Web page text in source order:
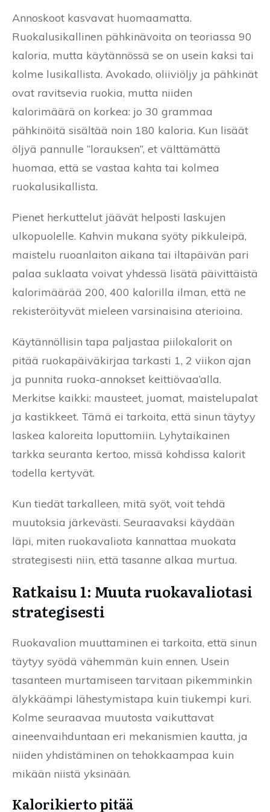
Annoskoot kasvavat huomaamatta.
Ruokalusikallinen pähkinävoita on teoriassa 90
kaloria, mutta käytännössä se on usein kaksi tai
kolme lusikallista. Avokado, oliiviöljy ja pähkinät
ovat ravitsevia ruokia, mutta niiden
kalorimäärä on korkea: jo 30 grammaa
pähkinöitä sisältää noin 180 kaloria. Kun lisäät
öljyä pannulle “lorauksen”, et välttämättä
huomaa, että se vastaa kahta tai kolmea
ruokalusikallista.
Pienet herkuttelut jäävät helposti laskujen
ulkopuolelle. Kahvin mukana syöty pikkuleipä,
maistelu ruoanlaiton aikana tai iltapäivän pari
palaa suklaata voivat yhdessä lisätä päivittäistä
kalorimäärää 200, 400 kalorilla ilman, että ne
rekisteröityvät mieleen varsinaisina aterioina.
Käytännöllisin tapa paljastaa piilokalorit on
pitää ruokapäiväkirjaa tarkasti 1, 2 viikon ajan
ja punnita ruoka-annokset keittiövaa’alla.
Merkitse kaikki: mausteet, juomat, maistelupalat
ja kastikkeet. Tämä ei tarkoita, että sinun täytyy
laskea kaloreita loputtomiin. Lyhytaikainen
tarkka seuranta kertoo, missä kohdissa kalorit
todella kertyvät.
Kun tiedät tarkalleen, mitä syöt, voit tehdä
muutoksia järkevästi. Seuraavaksi käydään
läpi, miten ruokavaliota kannattaa muokata
strategisesti niin, että tasanne alkaa murtua.
Ratkaisu 1: Muuta ruokavaliotasi
strategisesti
Ruokavalion muuttaminen ei tarkoita, että sinun
täytyy syödä vähemmän kuin ennen. Usein
tasanteen murtamiseen tarvitaan pikemminkin
älykkäämpi lähestymistapa kuin tiukempi kuri.
Kolme seuraavaa muutosta vaikuttavat
aineenvaihduntaan eri mekanismien kautta, ja
niiden yhdistäminen on tehokkaampaa kuin
mikään niistä yksinään.
Kalorikierto pitää